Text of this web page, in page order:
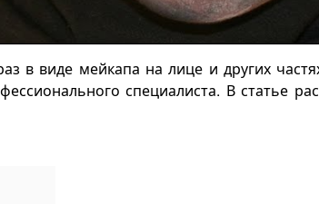
в виде мейкапа на лице и других
специалиста. В статье